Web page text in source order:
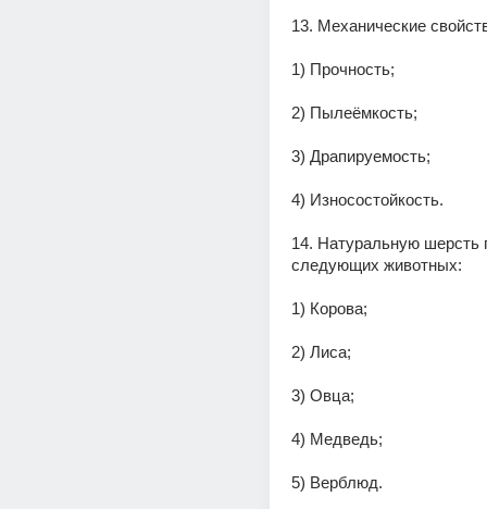
13. Механические
1) Прочность;
2) Пылеёмкость;
3) Драпируемость;
4) Износостойкость.
14. Натуральную шерсть
следующих животных:
1) Корова;
2) Лиса;
3) Овца;
4) Медведь;
5) Верблюд.